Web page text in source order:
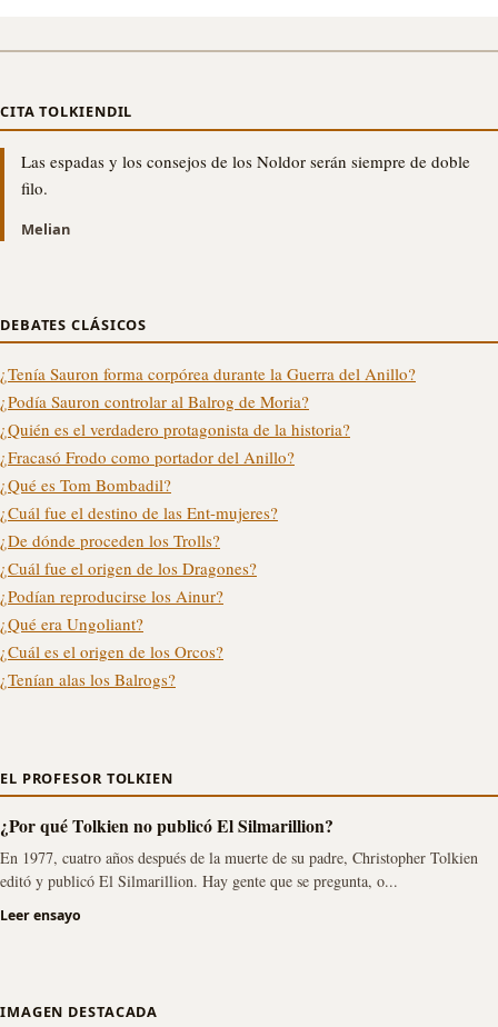
CITA TOLKIENDIL
Las espadas y los consejos de los Noldor serán siempre de doble
filo.
Melian
DEBATES CLÁSICOS
¿Tenía Sauron forma corpórea durante la Guerra del Anillo?
¿Podía Sauron controlar al Balrog de Moria?
¿Quién es el verdadero protagonista de la historia?
¿Fracasó Frodo como portador del Anillo?
¿Qué es Tom Bombadil?
¿Cuál fue el destino de las Ent-mujeres?
¿De dónde proceden los Trolls?
¿Cuál fue el origen de los Dragones?
¿Podían reproducirse los Ainur?
¿Qué era Ungoliant?
¿Cuál es el origen de los Orcos?
¿Tenían alas los Balrogs?
EL PROFESOR TOLKIEN
¿Por qué Tolkien no publicó El Silmarillion?
En 1977, cuatro años después de la muerte de su padre, Christopher Tolkien
editó y publicó El Silmarillion. Hay gente que se pregunta, o...
Leer ensayo
IMAGEN DESTACADA